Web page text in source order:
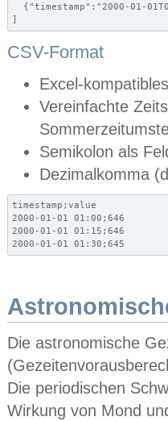
{"timestamp":"2000-01-
]
CSV-Format
Excel-
Vereinfachte
Semikolon als
Dezimalkomma
timestamp;value
2000-01-01 01:00;646
2000-01-01 01:15;646
2000-01-01 01:30;645
Die astronomische
Die periodischen
Wirkung von Mond